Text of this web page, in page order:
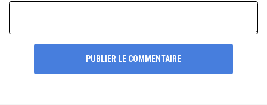
PUBLIER LE COMMENTAIRE